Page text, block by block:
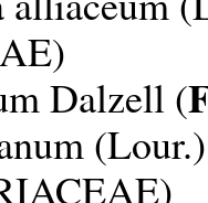
)
Dalzell (
)